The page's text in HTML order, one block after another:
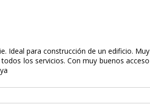
Ideal para construcción de un edificio. Muy
los servicios. Con muy buenos acceso